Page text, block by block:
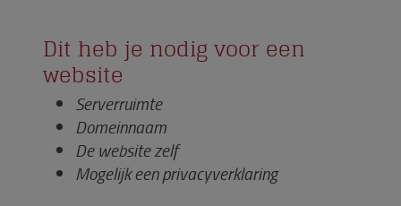
Dit heb je nodig voor een
website
Serverruimte
Domeinnaam
De website zelf
Mogelijk een privacyverklaring